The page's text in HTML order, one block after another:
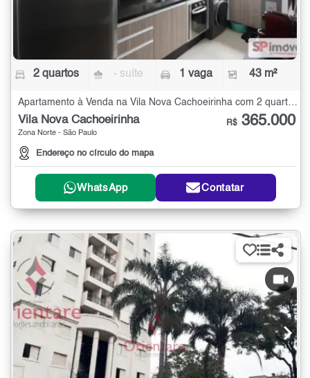
2 quartos - suíte 1 vaga 43 m²
Vila Nova Cachoeirinha
Zona Norte - São Paulo
Endereço no círculo do mapa
R$ 365.000
WhatsApp Contatar